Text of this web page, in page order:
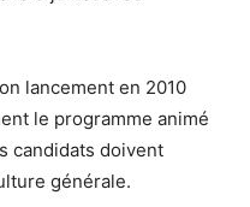
lancement en 2010
le programme animé
candidats doivent
générale.